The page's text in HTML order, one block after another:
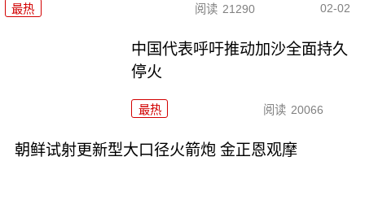
最热 阅读 21290 02-02
中国代表呼吁推动加沙全面持久
停火
最热 阅读 20066
朝鲜试射更新型大口径火箭炮 金正恩观摩